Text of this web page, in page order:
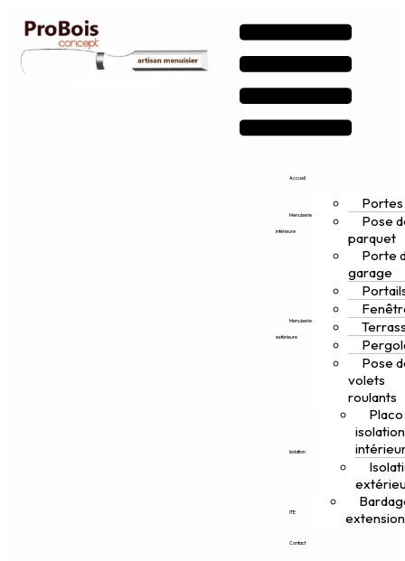
Accueil
Menuiserie
intérieure
Portes
Pose
parquet
Menuiserie
extérieure
Porte
garage
Pose
volets
roulants
Isolation
isolation
ITE
extension
Contact